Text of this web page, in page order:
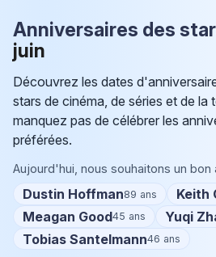
Anniversaires des
juin
Découvrez les dates
stars de cinéma, de séries et de la
manquez pas de célébrer les
préférées.
Aujourd'hui, nous souhaitons un bon
Dustin Hoffman89 ans Keith
Meagan Good45 ans Yuqi
Tobias Santelmann46 ans